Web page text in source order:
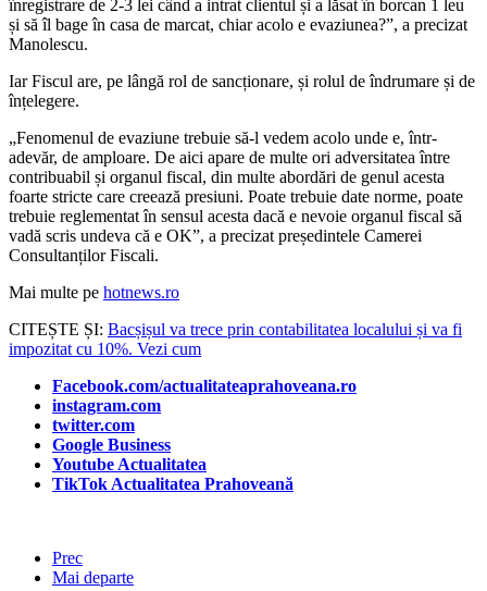
înregistrare de 2-3 lei când a intrat clientul și a lăsat în borcan 1 leu
și să îl bage în casa de marcat, chiar acolo e evaziunea?”, a precizat
Manolescu.
Iar Fiscul are, pe lângă rol de sancționare, și rolul de îndrumare și de
înțelegere.
„Fenomenul de evaziune trebuie să-l vedem acolo unde e, într-
adevăr, de amploare. De aici apare de multe ori adversitatea între
contribuabil și organul fiscal, din multe abordări de genul acesta
foarte stricte care creează presiuni. Poate trebuie date norme, poate
trebuie reglementat în sensul acesta dacă e nevoie organul fiscal să
vadă scris undeva că e OK”, a precizat președintele Camerei
Consultanților Fiscali.
Mai multe pe hotnews.ro
CITEȘTE ȘI: Bacșișul va trece prin contabilitatea localului și va fi
impozitat cu 10%. Vezi cum
Facebook.com/actualitateaprahoveana.ro
instagram.com
twitter.com
Google Business
Youtube Actualitatea
TikTok Actualitatea Prahoveană
Prec
Mai departe